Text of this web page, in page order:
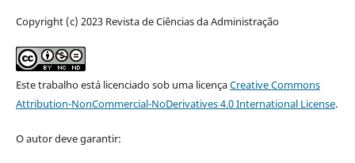
Copyright (c) 2023 Revista de Ciências da Administração
Este trabalho está licenciado sob uma licençaCreative Commons
Attribution-NonCommercial-NoDerivatives 4.0 International License.
O autor deve garantir: